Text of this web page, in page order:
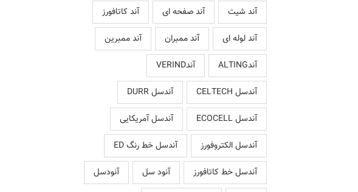
آند شیت
آند صفحه ای
آند کاتافورز
آند لوله ای
آند ممبران
آند ممبرین
آندALTING
آندVERIND
آندسل CELTECH
آندسل DURR
آندسل ECOCELL
آندسل آمریکایی
آندسل الکتروفورز
آندسل خط رنگ ED
آندسل خط کاتافورز
آنود سل
آنودسل